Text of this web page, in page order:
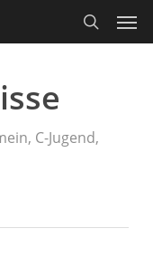
search
, C-Jugend,